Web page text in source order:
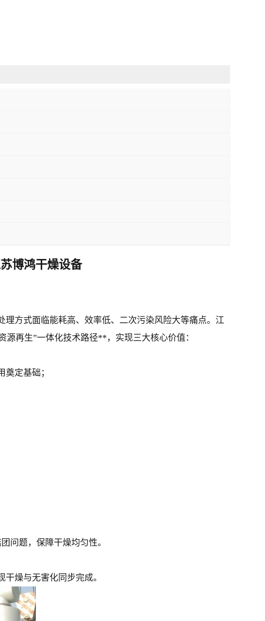
博鸿干燥设备
理方式面临能耗高、效率低、二次污染风险大等痛点。江
再生”一体化技术路径**，实现三大核心价值：
定基础；
问题，保障干燥均匀性。
干燥与无害化同步完成。